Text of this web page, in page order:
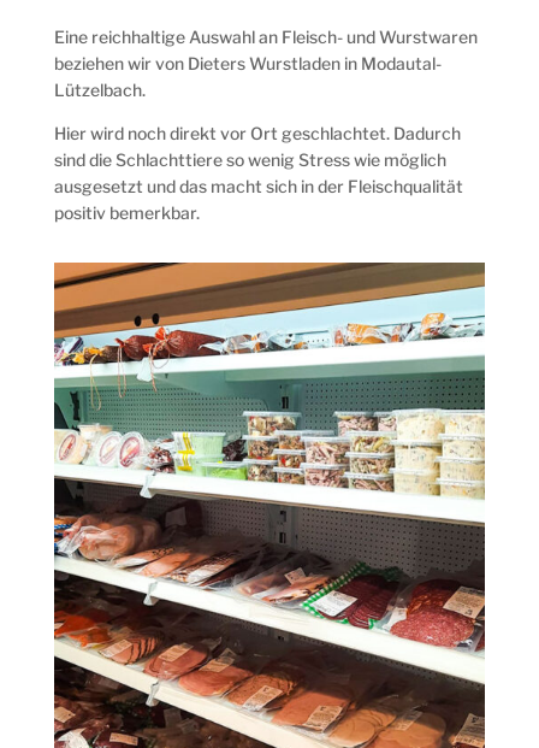
Eine reichhaltige Auswahl an Fleisch- und Wurstwaren
beziehen wir von Dieters Wurstladen in Modautal-
Lützelbach.
Hier wird noch direkt vor Ort geschlachtet. Dadurch
sind die Schlachttiere so wenig Stress wie möglich
ausgesetzt und das macht sich in der Fleischqualität
positiv bemerkbar.